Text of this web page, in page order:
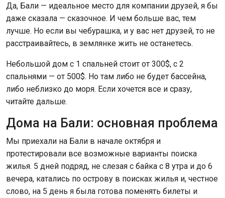
Да, Бали — идеальное место для компании друзей, я бы
даже сказала — сказочное. И чем больше вас, тем
лучше. Но если вы чебурашка, и у вас нет друзей, то не
расстраивайтесь, в землянке жить не останетесь.
Небольшой дом с 1 спальней стоит от 300$, с 2
спальнями — от 500$. Но там либо не будет бассейна,
либо неблизко до моря. Если хочется все и сразу,
читайте дальше.
Дома на Бали: основная проблема
Мы приехали на Бали в начале октября и
протестировали все возможные варианты поиска
жилья. 5 дней подряд, не слезая с байка с 8 утра и до 6
вечера, катались по острову в поисках жилья и, честное
слово, на 5 день я была готова поменять билеты и